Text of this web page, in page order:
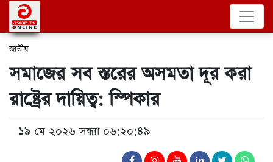
জাতীয়
সমাজের সব স্তরের অসমতা দূর করা
রাষ্ট্রের দায়িত্ব: স্পিকার
১৯ মে ২০২৬ সন্ধ্যা ০৬:২০:৪৯